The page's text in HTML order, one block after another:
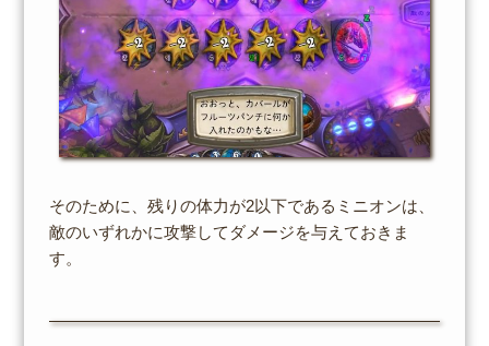
そのために、残りの体力が2以下であるミニオンは、
敵のいずれかに攻撃してダメージを与えておきま
す。